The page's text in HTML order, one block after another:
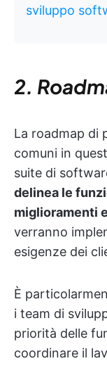
sviluppo
2.
La roadmap di
comuni in
suite di
delinea le
miglioramenti
verranno
esigenze dei
È
i team di
priorità delle
coordinare il